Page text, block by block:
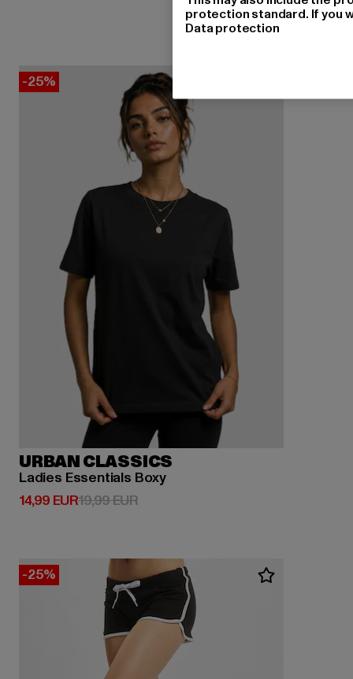
-25%
URBAN CLASSICS
Ladies Essentials Boxy
14,99 EUR
Derzeitiger Preis: 14,99 EUR
19,99 EURAktionspreis: 19,99 EUR
-25%
protection standard. If you
Data protection